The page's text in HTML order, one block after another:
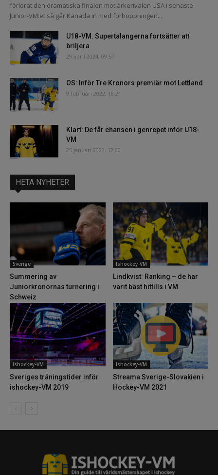
förlorat den dramatiska finalen mot ärkerivalen USA i senaste
Junior-VM:et så går Kanada in med förhoppningen...
U18-VM: Supertalangerna fortsätter att
briljera
29 april 2024, 09:57
OS: Inför Tre Kronors premiär mot Lettland
9 februari 2022, 18:21
Klart: De får chansen i genrepet inför U18-
VM
25 januari 2023, 12:00
HETA NYHETER
Sverige
Summering av
Juniorkronornas turnering i
Schweiz
Ishockey-VM
Lindkvist: Ranking – de har
varit bäst hittills i VM
Ishockey-VM
Sveriges träningstider inför
ishockey-VM 2019
Ishockey-VM
Streama Sverige-Slovakien i
Hockey-VM 2021